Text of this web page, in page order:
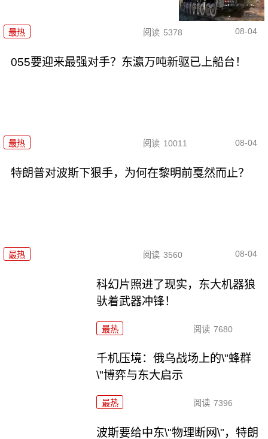
最热 阅读 5378 08-04
055要迎来最强对手？东瀛万吨新驱已上船台！
最热 阅读 10011 08-04
特朗普对波斯下狠手，为何在黎明前戛然而止？
最热 阅读 3560 08-04
科幻片照进了现实，东大机器狼
驮着武器冲锋！
最热 阅读 7680
千机压境：俄乌战场上的\"蜂群
\"博弈与东大启示
最热 阅读 7396
波斯要给中东\"物理断网\"，特朗